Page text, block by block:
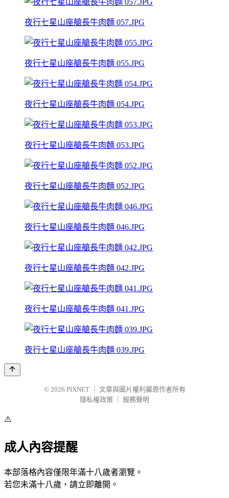
夜行七星山座艙長牛肉麵 057.JPG
夜行七星山座艙長牛肉麵 055.JPG
夜行七星山座艙長牛肉麵 054.JPG
夜行七星山座艙長牛肉麵 053.JPG
夜行七星山座艙長牛肉麵 052.JPG
夜行七星山座艙長牛肉麵 046.JPG
夜行七星山座艙長牛肉麵 042.JPG
夜行七星山座艙長牛肉麵 041.JPG
夜行七星山座艙長牛肉麵 039.JPG
© 2026 PIXNET
文章與圖片權利屬原作者所有
隱私權政策
服務聲明
⚠️
成人內容提醒
本部落格內容僅限年滿十八歲者瀏覽。
若您未滿十八歲，請立即離開。